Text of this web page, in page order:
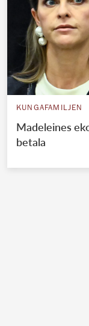
KUNGAFAMILJEN
Madeleines
betala